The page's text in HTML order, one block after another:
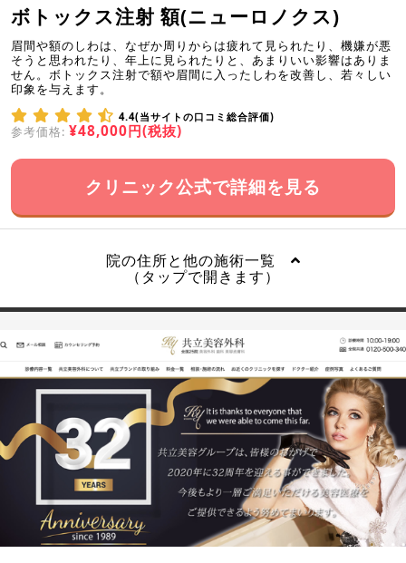
ボトックス注射 額(ニューロノクス)
眉間や額のしわは、なぜか周りからは疲れて見られたり、機嫌が悪
そうと思われたり、年上に見られたりと、あまりいい影響はありま
せん。ボトックス注射で額や眉間に入ったしわを改善し、若々しい
印象を与えます。
4.4(当サイトの口コミ総合評価)
参考価格: ¥48,000円(税抜)
クリニック公式で詳細を見る
院の住所と他の施術一覧
（タップで開きます）